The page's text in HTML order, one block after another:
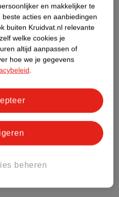
en makkelijker te
acties en aanbiedingen
buiten Kruidvat.nl relevante
welke cookies je
altijd aanpassen of
hoe we je gegevens
.
beheren